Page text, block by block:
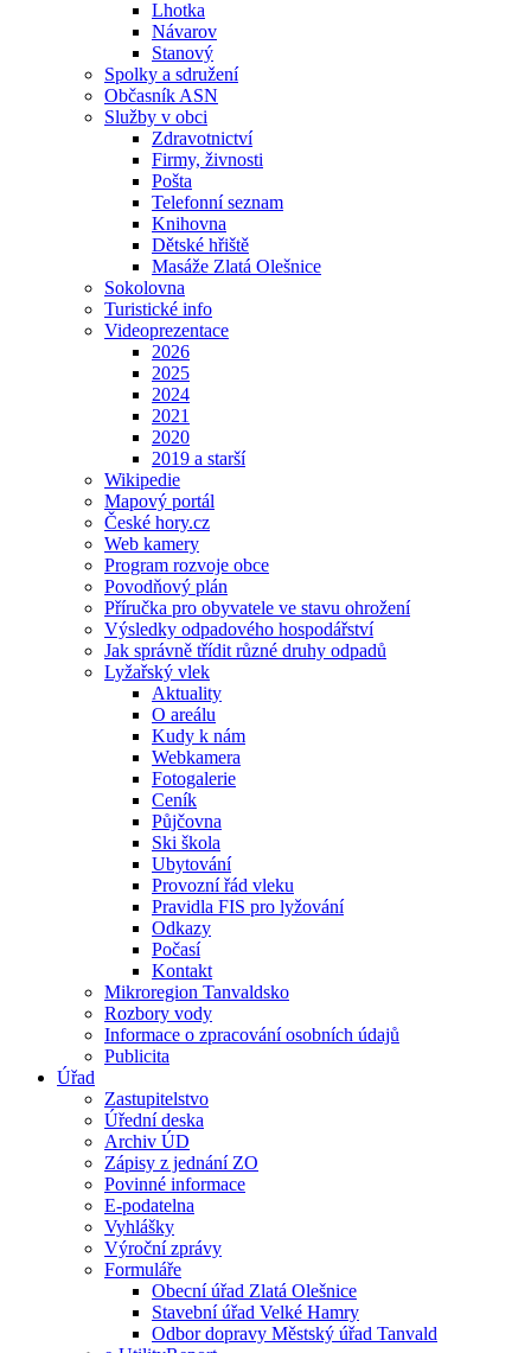
Lhotka
Návarov
Stanový
Spolky a sdružení
Občasník ASN
Služby v obci
Zdravotnictví
Firmy, živnosti
Pošta
Telefonní seznam
Knihovna
Dětské hřiště
Masáže Zlatá Olešnice
Sokolovna
Turistické info
Videoprezentace
2026
2025
2024
2021
2020
2019 a starší
Wikipedie
Mapový portál
České hory.cz
Web kamery
Program rozvoje obce
Povodňový plán
Příručka pro obyvatele ve stavu ohrožení
Výsledky odpadového hospodářství
Jak správně třídit různé druhy odpadů
Lyžařský vlek
Aktuality
O areálu
Kudy k nám
Webkamera
Fotogalerie
Ceník
Půjčovna
Ski škola
Ubytování
Provozní řád vleku
Pravidla FIS pro lyžování
Odkazy
Počasí
Kontakt
Mikroregion Tanvaldsko
Rozbory vody
Informace o zpracování osobních údajů
Publicita
Úřad
Zastupitelstvo
Úřední deska
Archiv ÚD
Zápisy z jednání ZO
Povinné informace
E-podatelna
Vyhlášky
Výroční zprávy
Formuláře
Obecní úřad Zlatá Olešnice
Stavební úřad Velké Hamry
Odbor dopravy Městský úřad Tanvald